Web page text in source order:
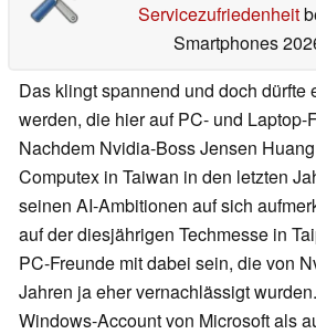
Servicezufriedenheit
Smartphones
Das klingt spannend und doch dürfte
werden, die hier auf PC- und Laptop-
Nachdem Nvidia-Boss Jensen
Computex in Taiwan in den letzten
seinen AI-Ambitionen auf sich
auf der diesjährigen Techmesse in
PC-Freunde mit dabei sein, die von
Jahren ja eher vernachlässigt
Windows-Account von Microsoft als